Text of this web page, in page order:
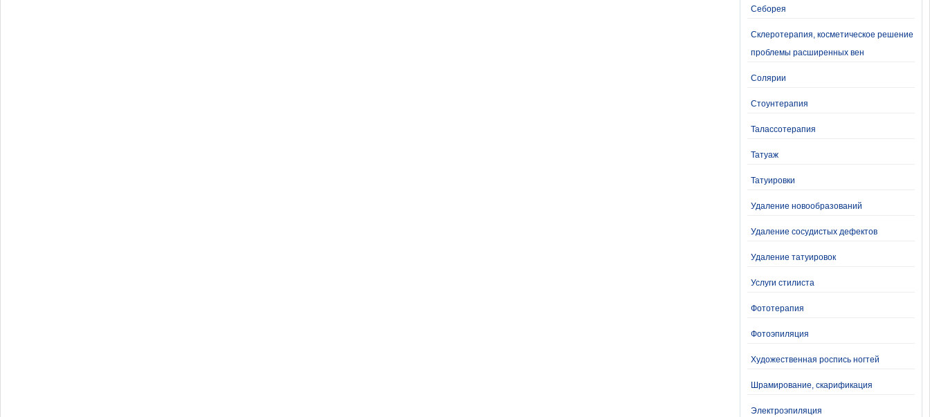
Себорея
Склеротерапия, косметическое решение
проблемы расширенных вен
Солярии
Стоунтерапия
Талассотерапия
Татуаж
Татуировки
Удаление новообразований
Удаление сосудистых дефектов
Удаление татуировок
Услуги стилиста
Фототерапия
Фотоэпиляция
Художественная роспись ногтей
Шрамирование, скарификация
Электроэпиляция